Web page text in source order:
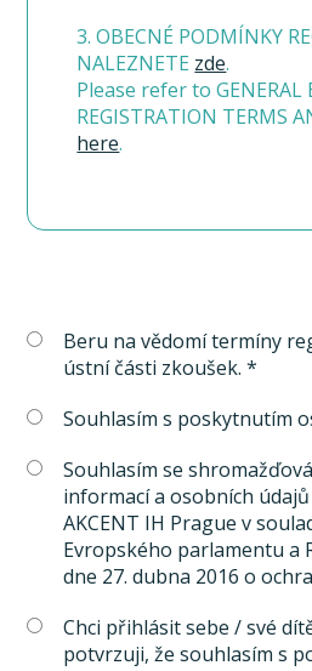
3. OBECNÉ PODMÍNKY
NALEZNETE zde.
Please refer to GENERAL
REGISTRATION TERMS
here.
Beru na vědomí termíny
ústní části zkoušek. *
Souhlasím s poskytnutím
Souhlasím se
informací a osobních
AKCENT IH Prague v
Evropského parlamentu a
dne 27. dubna 2016 o
Chci přihlásit sebe / své
potvrzuji, že souhlasím s